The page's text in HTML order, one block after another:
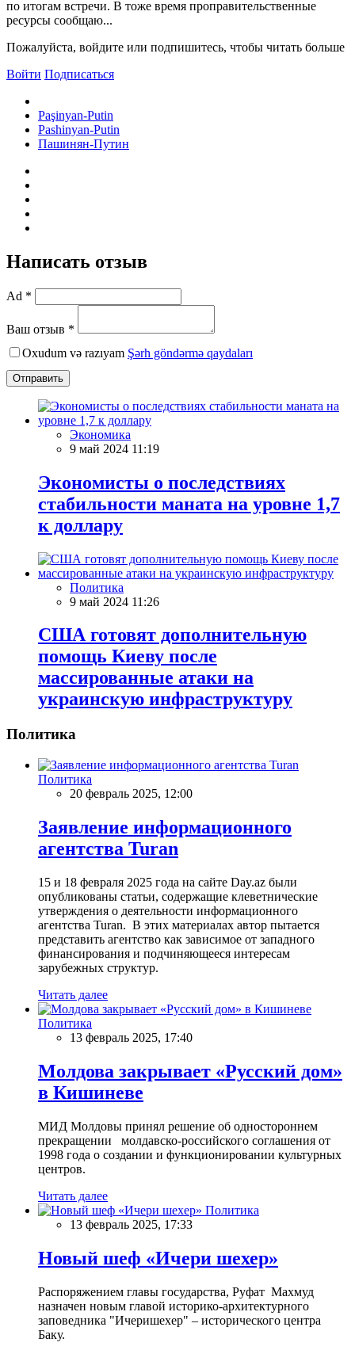
по итогам встречи. В тоже время проправительственные
ресурсы сообщаю...
Пожалуйста, войдите или подпишитесь, чтобы читать больше
Войти Подписаться
Paşinyan-Putin
Pashinyan-Putin
Пашинян-Путин
Написать отзыв
Ad *
Ваш отзыв *
Oxudum və razıyam Şərh göndərmə qaydaları
Отправить
Экономика
9 май 2024 11:19
Экономисты о последствиях
стабильности маната на уровне 1,7
к доллару
Политика
9 май 2024 11:26
США готовят дополнительную
помощь Киеву после
массированные атаки на
украинскую инфраструктуру
Политика
Политика
20 февраль 2025, 12:00
Заявление информационного
агентства Turan
15 и 18 февраля 2025 года на сайте Day.az были
опубликованы статьи, содержащие клеветнические
утверждения о деятельности информационного
агентства Turan. В этих материалах автор пытается
представить агентство как зависимое от западного
финансирования и подчиняющееся интересам
зарубежных структур.
Читать далее
Политика
13 февраль 2025, 17:40
Молдова закрывает «Русский дом»
в Кишиневе
МИД Молдовы принял решение об одностороннем
прекращении молдавско-российского соглашения от
1998 года о создании и функционировании культурных
центров.
Читать далее
Политика
13 февраль 2025, 17:33
Новый шеф «Ичери шехер»
Распоряжением главы государства, Руфат Махмуд
назначен новым главой историко-архитектурного
заповедника "Ичеришехер" – исторического центра
Баку.